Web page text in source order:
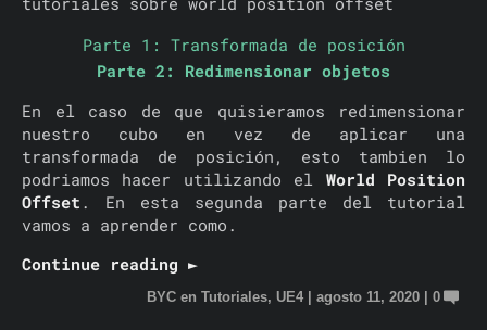
Parte 1: Transformada de posición
Parte 2: Redimensionar objetos
En el caso de que quisieramos redimensionar
nuestro cubo en vez de aplicar una
transformada de posición, esto tambien lo
podriamos hacer utilizando el World Position
Offset . En esta segunda parte del tutorial
vamos a aprender como.
Continue reading ►
BYC en Tutoriales, UE4 agosto 11, 2020 0